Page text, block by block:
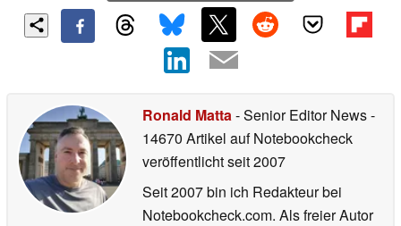
Ronald Matta- Senior Editor News-
14670 Artikel auf Notebookcheck
veröffentlichtseit 2007
Seit 2007 bin ich Redakteur bei
Notebookcheck.com. Als freier Autor